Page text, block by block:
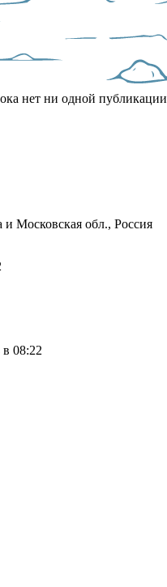
нет ни одной публикации
Московская обл., Россия
в 08:22